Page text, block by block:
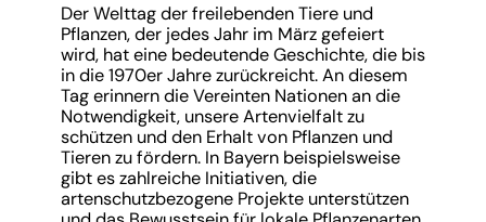
Der Welttag der freilebenden Tiere und
Pflanzen, der jedes Jahr im März gefeiert
wird, hat eine bedeutende Geschichte, die bis
in die 1970er Jahre zurückreicht. An diesem
Tag erinnern die Vereinten Nationen an die
Notwendigkeit, unsere Artenvielfalt zu
schützen und den Erhalt von Pflanzen und
Tieren zu fördern. In Bayern beispielsweise
gibt es zahlreiche Initiativen, die
artenschutzbezogene Projekte unterstützen